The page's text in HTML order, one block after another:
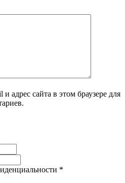
адрес сайта в этом браузере для
*